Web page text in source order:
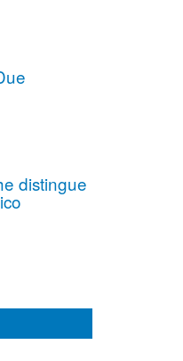
distingue